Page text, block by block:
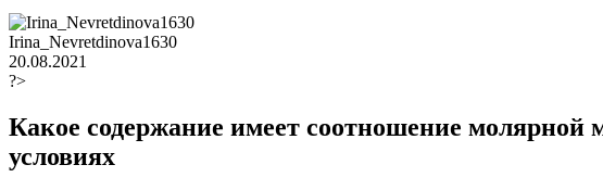
Irina_Nevretdinova1630
20.08.2021
?>
Какое содержание имеет соотношение
условиях